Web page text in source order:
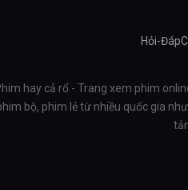
Hỏi-Đáp
hay cả rổ - Trang xem phim
bộ, phim lẻ từ nhiều quốc gia